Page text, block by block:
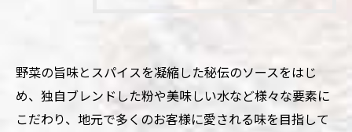
野菜の旨味とスパイスを凝縮した秘伝のソースをはじ
め、独自ブレンドした粉や美味しい水など様々な要素に
こだわり、地元で多くのお客様に愛される味を目指して